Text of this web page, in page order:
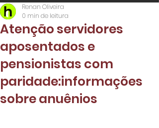
Atenção servidores
aposentados e
pensionistas com
paridade:informações
sobre anuênios
Renan Oliveira
0 min de leitura